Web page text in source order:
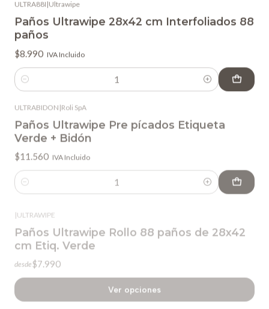
Paños Ultrawipe 28x42 cm Interfoliados 88
paños
$8.990 IVA Incluido
Cantidad
ULTRABIDON
Verde + Bidón
$11.560 IVA Incluido
Cantidad
|ULTRAWIPE
Paños Ultrawipe Rollo 88 paños de 28x42
ultra/naranja/1
Paños Ultrawipe Rollo Naranja 200 paños
de 20x30 cm